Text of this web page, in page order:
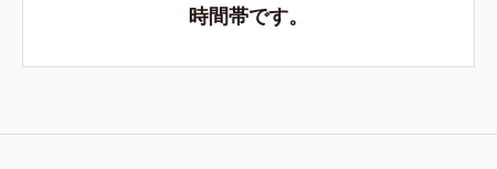
時間帯です。